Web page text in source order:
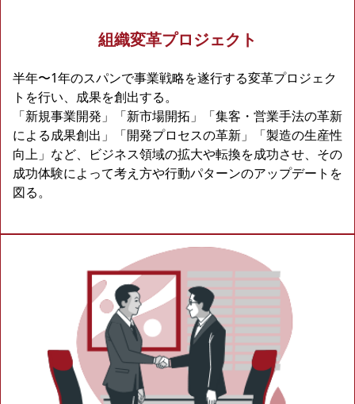
組織変革プロジェクト
半年〜1年のスパンで事業戦略を遂行する変革プロジェク
トを行い、成果を創出する。
「新規事業開発」「新市場開拓」「集客・営業手法の革新
による成果創出」「開発プロセスの革新」「製造の生産性
向上」など、ビジネス領域の拡大や転換を成功させ、その
成功体験によって考え方や行動パターンのアップデートを
図る。